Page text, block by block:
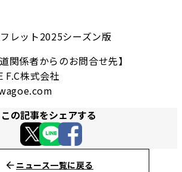
レット2025シーズン版
関係者からのお問合せ先】
F.C株式会社
この記事をシェアする
ニュース一覧に戻る